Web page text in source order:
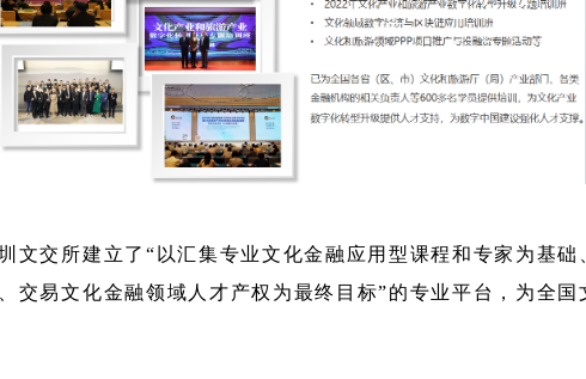
文交所建立了“以汇集专业文化金融应用型课程和专家为基础
交易文化金融领域人才产权为最终目标”的专业平台，为全